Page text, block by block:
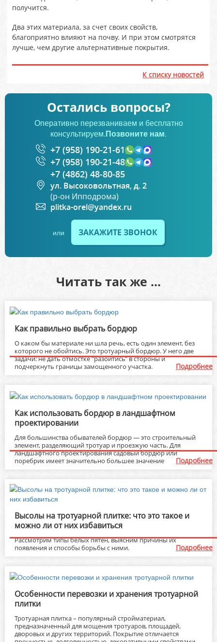
К списку новостей
получится.
Два этих материала, за счет своих свойств,
благоприятно влияют на почву. И при этом смотрятся
лучше, чем другие альтернативные покрытия.
Остались вопросы?
Оперативно перезваниваем и бесплатно
консультируем.Позвоните нам.
+7 (958) 190-21-61
+7 (958) 190-21-48
+7 (4862) 48-80-85
ул. Высоковольтная, д. 2
(р-он Ипподрома)
plitka-orel@yandex.ru
или ЗАКАЖИТЕ ЗВОНОК
Читать так же ...
Как правильно выбрать бордюр
О каком бы материале ни шла речь, есть один элемент, без
которого не обойтись. Это тротуарный бордюр. У него две
задачи: не дать отмостке "разойтись" в стороны и
подчеркнуть границы замощенного участка.
Подробнее
Как использовать бордюр в ландшафтном
проектировании
Для большинства обывателей бордюр — это строительный
элемент, разделяющий тротуар и проезжую часть. Для
ландшафтного проектирования садовый бордюр или
поребрик имеет значительно большее значение
Подробнее
Высолы на тротуарной плитке: что это такое и
можно ли от них избавиться
Рассмотрим типы белых пятен, выясним причины их
появления и способы борьбы с ними.
Подробнее
Особенности перевозки и хранения тротуарной
плитки
Тротуарная плитка – популярный стройматериал,
предназначенный для мощения тротуаров, площадей,
дворовых и других территорий. Покрытие отличается